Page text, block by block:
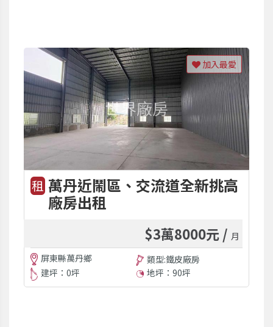
租 萬丹近鬧區、交流道全新挑高
廠房出租
$3萬8000元 / 月
屏東縣萬丹鄉
類型:鐵皮廠房
建坪：0坪
地坪：90坪
加入最愛